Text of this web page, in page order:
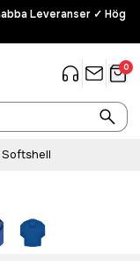
Leveranser ✓ Hög
0